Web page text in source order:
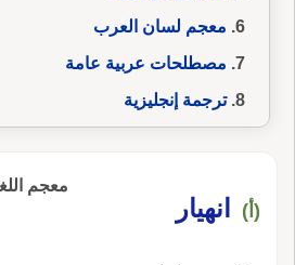
معجم لسان العرب
مصطلحات عربية عامة
ترجمة إنجليزية
معجم
(أ) انهيار